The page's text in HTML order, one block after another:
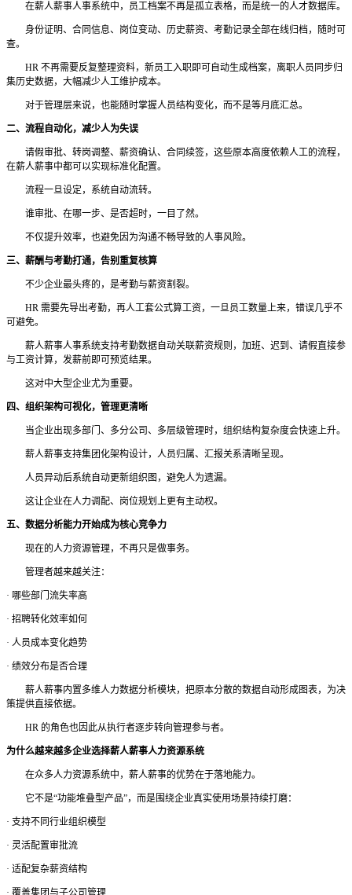
在薪人薪事人事系统中，员工档案不再是孤立表格，而是统一的人才数据库。
身份证明、合同信息、岗位变动、历史薪资、考勤记录全部在线归档，随时可
查。
HR 不再需要反复整理资料，新员工入职即可自动生成档案，离职人员同步归
集历史数据，大幅减少人工维护成本。
对于管理层来说，也能随时掌握人员结构变化，而不是等月底汇总。
二、流程自动化，减少人为失误
请假审批、转岗调整、薪资确认、合同续签，这些原本高度依赖人工的流程，
在薪人薪事中都可以实现标准化配置。
流程一旦设定，系统自动流转。
谁审批、在哪一步、是否超时，一目了然。
不仅提升效率，也避免因为沟通不畅导致的人事风险。
三、薪酬与考勤打通，告别重复核算
不少企业最头疼的，是考勤与薪资割裂。
HR 需要先导出考勤，再人工套公式算工资，一旦员工数量上来，错误几乎不
可避免。
薪人薪事人事系统支持考勤数据自动关联薪资规则，加班、迟到、请假直接参
与工资计算，发薪前即可预览结果。
这对中大型企业尤为重要。
四、组织架构可视化，管理更清晰
当企业出现多部门、多分公司、多层级管理时，组织结构复杂度会快速上升。
薪人薪事支持集团化架构设计，人员归属、汇报关系清晰呈现。
人员异动后系统自动更新组织图，避免人为遗漏。
这让企业在人力调配、岗位规划上更有主动权。
五、数据分析能力开始成为核心竞争力
现在的人力资源管理，不再只是做事务。
管理者越来越关注：
· 哪些部门流失率高
· 招聘转化效率如何
· 人员成本变化趋势
· 绩效分布是否合理
薪人薪事内置多维人力数据分析模块，把原本分散的数据自动形成图表，为决
策提供直接依据。
HR 的角色也因此从执行者逐步转向管理参与者。
为什么越来越多企业选择薪人薪事人力资源系统
在众多人力资源系统中，薪人薪事的优势在于落地能力。
它不是“功能堆叠型产品”，而是围绕企业真实使用场景持续打磨：
· 支持不同行业组织模型
· 灵活配置审批流
· 适配复杂薪资结构